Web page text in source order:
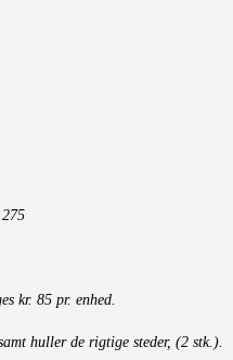
kr. 85 pr. enhed.
huller de rigtige steder, (2 stk.).